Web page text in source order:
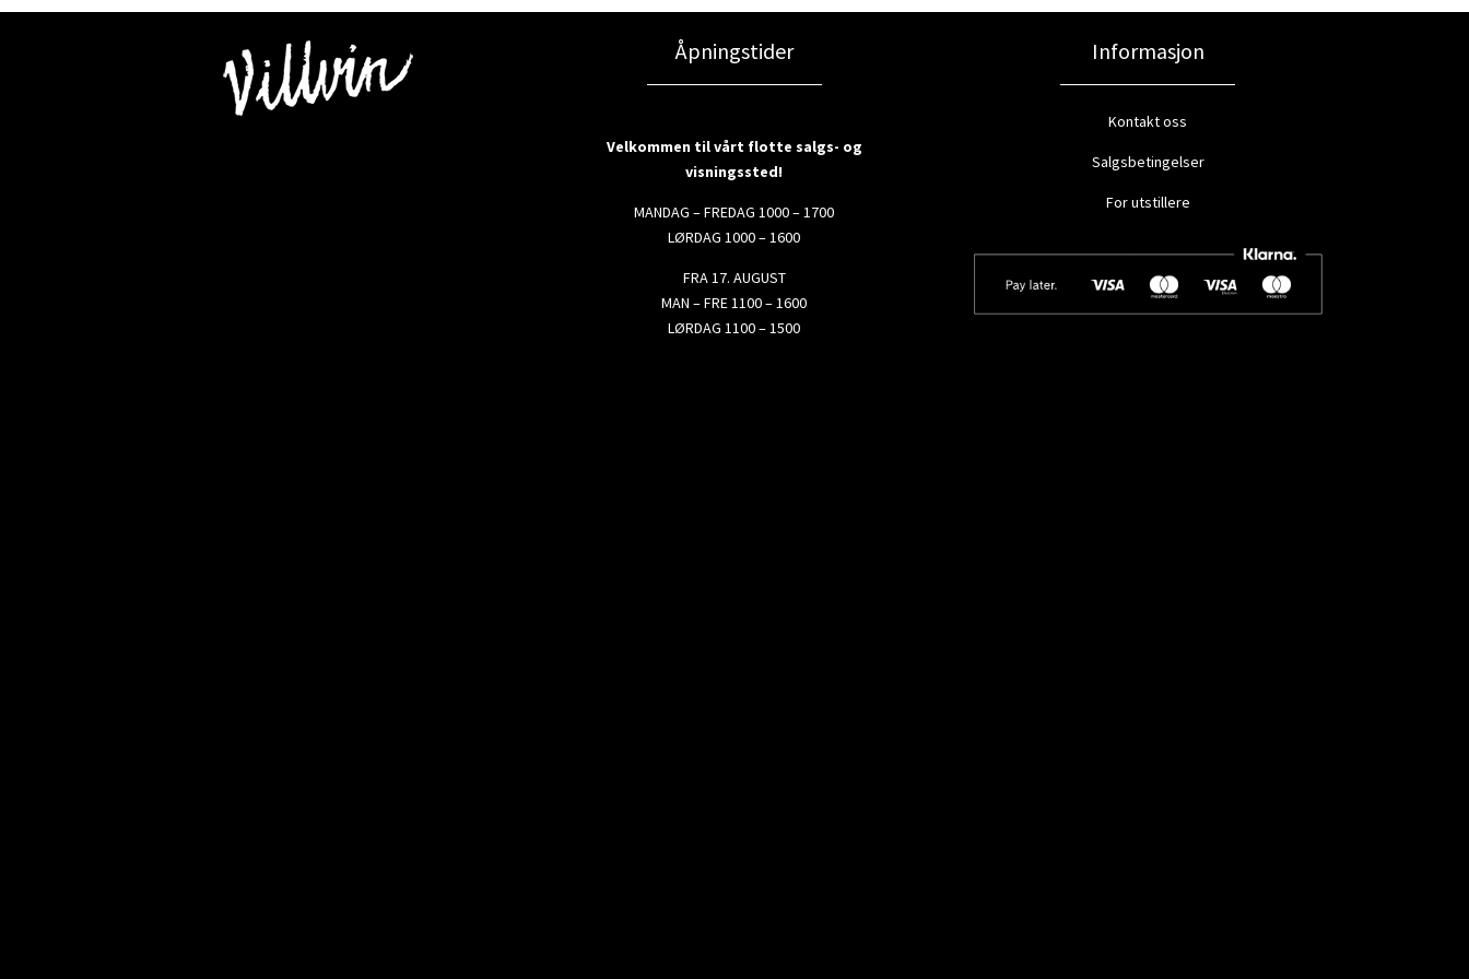
Åpningstider
Velkommen til vårt flotte salgs- og
visningssted!
MANDAG – FREDAG 1000 – 1700
LØRDAG 1000 – 1600
FRA 17. AUGUST
MAN – FRE 1100 – 1600
LØRDAG 1100 – 1500
Informasjon
Kontakt oss
Salgsbetingelser
For utstillere